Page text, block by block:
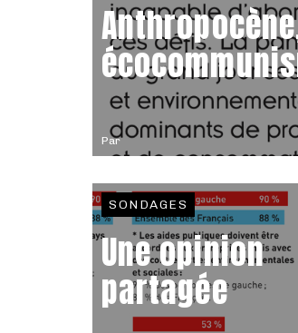
Par
SONDAGES
Une opinion
partagée